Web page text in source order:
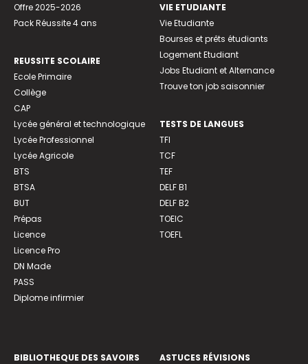
Offre 2025-2026
Pack Réussite 4 ans
REUSSITE SCOLAIRE
Ecole Primaire
Collège
CAP
Lycée général et technologique
Lycée Professionnel
Lycée Agricole
BTS
BTSA
BUT
Prépas
Licence
Licence Pro
DN Made
PASS
Diplome infirmier
VIE ETUDIANTE
Vie Etudiante
Bourses et prêts étudiants
Logement Etudiant
Jobs Etudiant et Alternance
Trouve ton job saisonnier
TESTS DE LANGUES
TFI
TCF
TEF
DELF B1
DELF B2
TOEIC
TOEFL
BIBLIOTHEQUE DES SAVOIRS
ASTUCES RÉVISIONS